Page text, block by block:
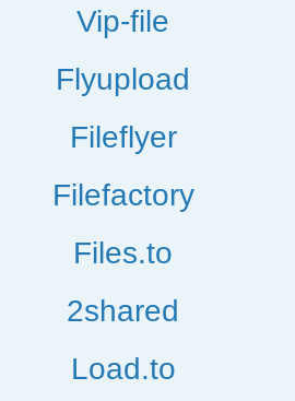
Vip-file
Flyupload
Fileflyer
Filefactory
Files.to
2shared
Load.to